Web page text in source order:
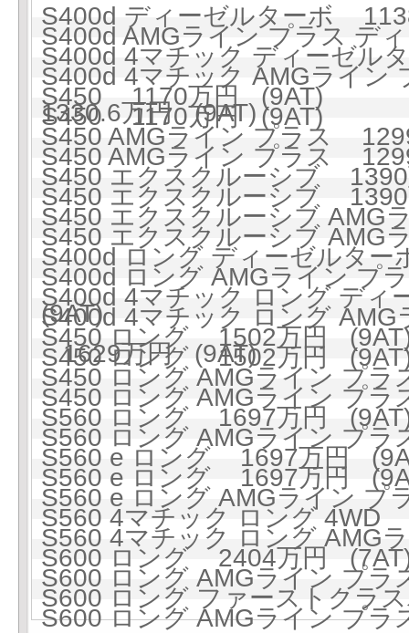
S400d ディーゼルターボ
S400d AMGライン プラス
S400d 4マチック ディーゼ
S400d 4マチック AMGライ
1330.6万円 (9AT)
S450 1170万円 (9AT)
S450 1170万円 (9AT)
S450 AMGライン プラス
S450 AMGライン プラス
S450 エクスクルーシブ
S450 エクスクルーシブ
S450 エクスクルーシブ
S450 エクスクルーシブ
S400d ロング ディーゼルタ
S400d ロング AMGライン
(9AT)
S400d 4マチック ロング デ
S400d 4マチック ロング
1629万円 (9AT)
S450 ロング 1502万円
S450 ロング 1502万円
S450 ロング AMGライン プ
S450 ロング AMGライン プ
S560 ロング 1697万円
S560 ロング AMGライン プ
S560 e ロング 1697万円
S560 e ロング 1697万円
S560 e ロング AMGライン
S560 4マチック ロング
S560 4マチック ロング
S600 ロング 2404万円
S600 ロング AMGライン プ
S600 ロング ファーストク
S600 ロング AMGライン プ